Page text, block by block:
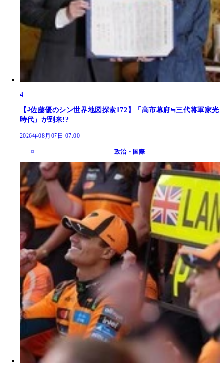
4
【#佐藤優のシン世界地図探索172】「高市幕府≒三代将軍家光
時代」が到来!?
2026年08月07日 07:00
政治・国際